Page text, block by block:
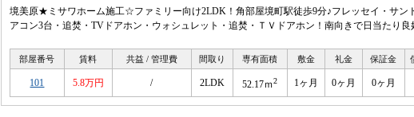
境美原★ミサワホーム施工☆ファミリー向け2LDK！角部屋境町駅徒歩9分♪フレッセイ・サン
アコン3台・追焚・TVドアホン・ウォシュレット・追焚・ＴＶドアホン！南向きで日当たり
部屋番号 賃料 共益 / 管理費 間取り 専有面積 敷金 礼金 保証金
101 5.8万円 / 2LDK 52.17ｍ2 1ヶ月 0ヶ月 0ヶ月